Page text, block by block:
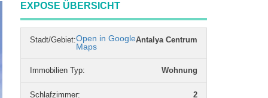
EXPOSE ÜBERSICHT
Stadt/Gebiet: Antalya Centrum
Open in Google
Maps
Immobilien Typ: Wohnung
Schlafzimmer: 2